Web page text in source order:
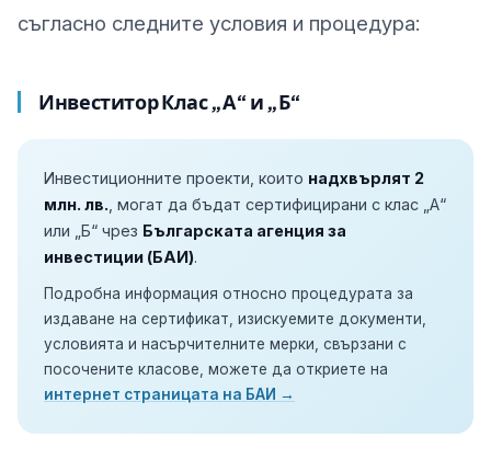
съгласно следните условия и процедура:
Инвеститор Клас „А“ и „Б“
Инвестиционните проекти, които надхвърлят 2
млн. лв. , могат да бъдат сертифицирани с клас „А“
или „Б“ чрез Българската агенция за
инвестиции (БАИ).
Подробна информация относно процедурата за
издаване на сертификат, изискуемите документи,
условията и насърчителните мерки, свързани с
посочените класове, можете да откриете на
интернет страницата на БАИ →